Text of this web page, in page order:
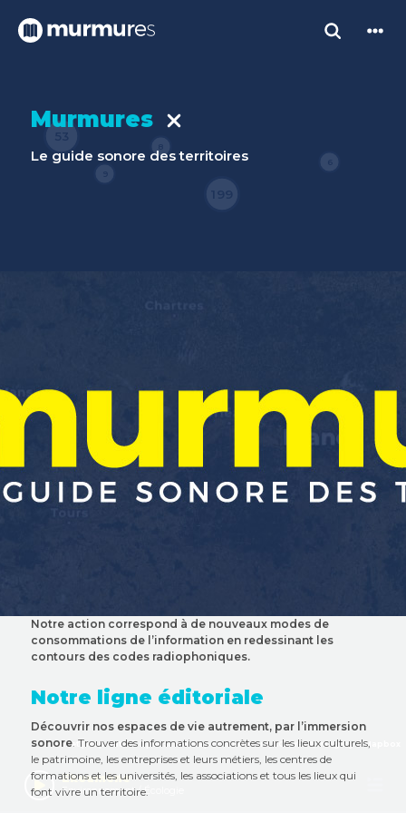
Murmures
Le guide sonore des territoires
Notre action correspond à de nouveaux modes de
consommations de l’information en redessinant les
contours des codes radiophoniques.
Notre ligne éditoriale
Découvrir nos espaces de vie autrement, par l’immersion
sonore. Trouver des informations concrètes sur les lieux culturels,
le patrimoine, les entreprises et leurs métiers, les centres de
formations et les universités, les associations et tous les lieux qui
font vivre un territoire.
Bienvenue sur Murmures
LE GUIDE SONORE DES TERRITOIRES
:
Explorer la carte
Découvrir les chaînes
Leaflet | Map data © OpenStreetMap contributors,CC-BY-SA, Imagery ©Mapbox
Player
Ekoumène
Environnement / Écologie